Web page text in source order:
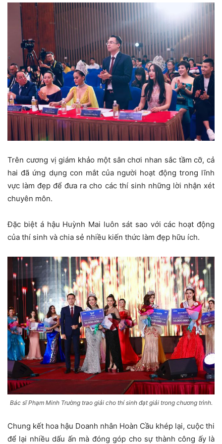
Trên cương vị giám khảo một sân chơi nhan sắc tầm cỡ, cả
hai đã ứng dụng con mắt của người hoạt động trong lĩnh
vực làm đẹp để đưa ra cho các thí sinh những lời nhận xét
chuyên môn.
Đặc biệt á hậu Huỳnh Mai luôn sát sao với các hoạt động
của thí sinh và chia sẻ nhiều kiến thức làm đẹp hữu ích.
Bác sĩ Phạm Minh Trường trao giải cho thí sinh đạt giải trong chương trình.
Chung kết hoa hậu Doanh nhân Hoàn Cầu khép lại, cuộc thi
để lại nhiều dấu ấn mà đóng góp cho sự thành công ấy là